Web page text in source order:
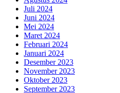
Juli 2024
Juni 2024
Mei 2024
Maret 2024
Februari 2024
Januari 2024
Desember 2023
November 2023
Oktober 2023
September 2023